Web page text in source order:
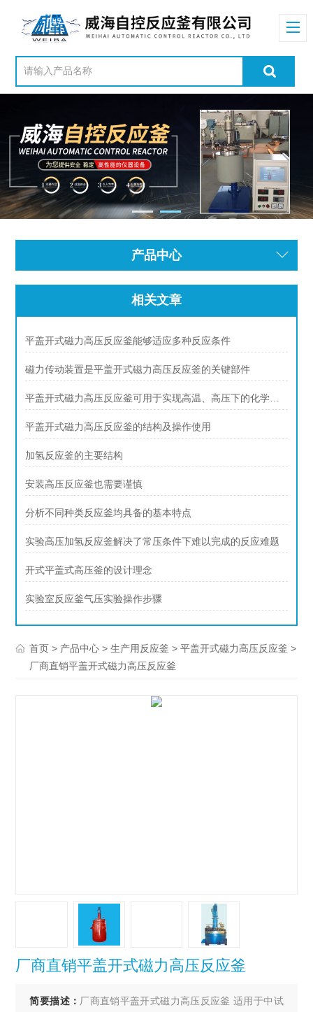
产品中心
相关文章
平盖开式磁力高压反应釜能够适应多种反应条件
磁力传动装置是平盖开式磁力高压反应釜的关键部件
平盖开式磁力高压反应釜可用于实现高温、高压下的化学反应
平盖开式磁力高压反应釜的结构及操作使用
加氢反应釜的主要结构
安装高压反应釜也需要谨慎
分析不同种类反应釜均具备的基本特点
实验高压加氢反应釜解决了常压条件下难以完成的反应难题
开式平盖式高压釜的设计理念
实验室反应釜气压实验操作步骤
首页 > 产品中心 >生产用反应釜 >平盖开式磁力高压反应釜 >
厂商直销平盖开式磁力高压反应釜
厂商直销平盖开式磁力高压反应釜
简要描述： 厂商直销平盖开式磁力高压反应釜 适用于中试